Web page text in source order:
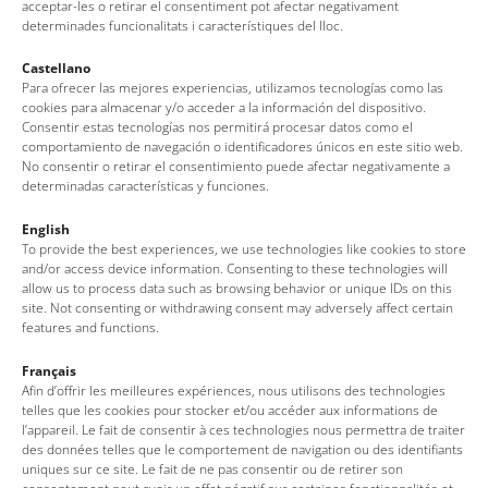
acceptar-les o retirar el consentiment pot afectar negativament
determinades funcionalitats i característiques del lloc.
Castellano
Para ofrecer las mejores experiencias, utilizamos tecnologías como las
cookies para almacenar y/o acceder a la información del dispositivo.
Consentir estas tecnologías nos permitirá procesar datos como el
comportamiento de navegación o identificadores únicos en este sitio web.
No consentir o retirar el consentimiento puede afectar negativamente a
determinadas características y funciones.
English
To provide the best experiences, we use technologies like cookies to store
and/or access device information. Consenting to these technologies will
allow us to process data such as browsing behavior or unique IDs on this
site. Not consenting or withdrawing consent may adversely affect certain
features and functions.
Français
Afin d’offrir les meilleures expériences, nous utilisons des technologies
telles que les cookies pour stocker et/ou accéder aux informations de
l’appareil. Le fait de consentir à ces technologies nous permettra de traiter
des données telles que le comportement de navigation ou des identifiants
uniques sur ce site. Le fait de ne pas consentir ou de retirer son
plat.
Plus de renseignements
Voir l’agenda
Office de Tourisme de Tossa de Mar
Av. del Pelegrí, 25 – Edifici La Nau · 17320 – Tossa de Mar
(Girona – Costa Brava)